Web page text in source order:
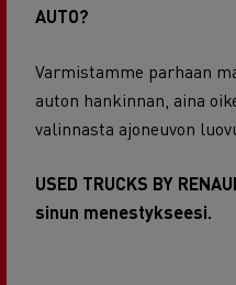
AUTO?
Varmistamme parhaan
auton hankinnan, aina
valinnasta ajoneuvon
USED TRUCKS BY
sinun menestykseesi.